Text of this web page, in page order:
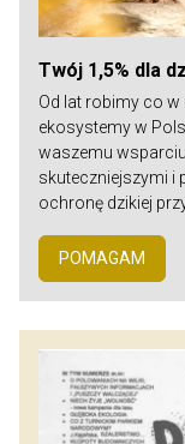
Twój 1,5% dla
Od lat robimy co
ekosystemy w
waszemu
skuteczniejszymi i
ochronę dzikiej
POMAGAM